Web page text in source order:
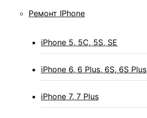
Ремонт IPhone
iPhone 5, 5C, 5S, SE
iPhone 6, 6 Plus, 6S, 6S Plus
iPhone 7, 7 Plus